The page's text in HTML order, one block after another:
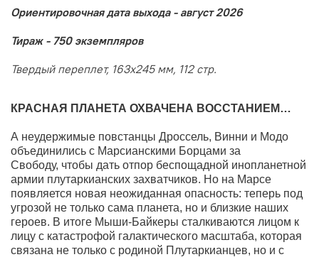
Ориентировочная дата выхода - август 2026
Тираж - 750 экземпляров
Твердый переплет, 163х245 мм, 112 стр.
КРАСНАЯ ПЛАНЕТА ОХВАЧЕНА ВОССТАНИЕМ…
А неудержимые повстанцы Дроссель, Винни и Модо
объединились с Марсианскими Борцами за
Свободу, чтобы дать отпор беспощадной инопланетной
армии плутаркианских захватчиков. Но на Марсе
появляется новая неожиданная опасность: теперь под
угрозой не только сама планета, но и близкие наших
героев. В итоге Мыши-Байкеры сталкиваются лицом к
лицу с катастрофой галактического масштаба, которая
связана не только с родиной Плутаркианцев, но и с